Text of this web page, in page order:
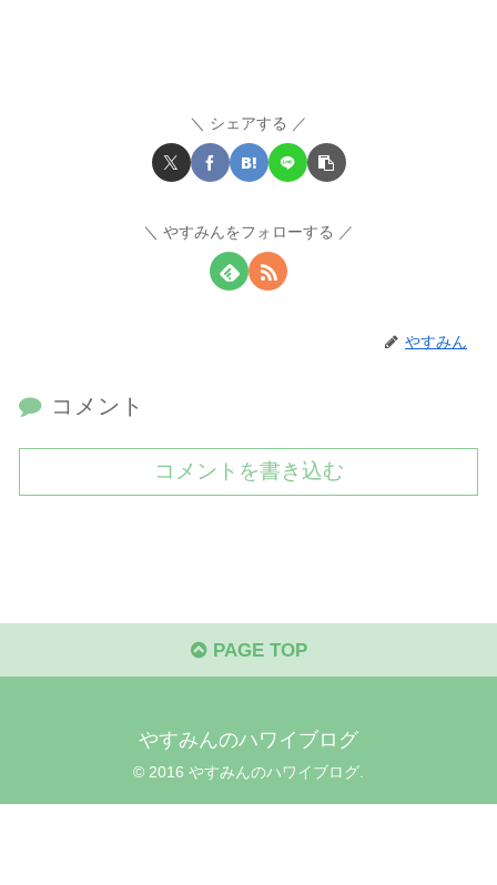
シェアする
やすみんをフォローする
やすみん
コメント
コメントを書き込む
PAGE TOP
やすみんのハワイブログ
© 2016 やすみんのハワイブログ.